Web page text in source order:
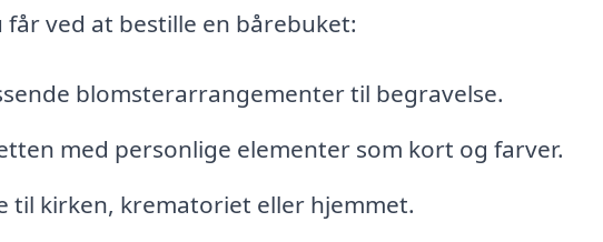
ved at bestille en bårebuket:
blomsterarrangementer til begravelse.
med personlige elementer som kort og farver.
til kirken, krematoriet eller hjemmet.